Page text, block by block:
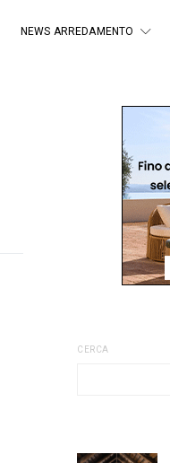
NEWS ARREDAMENTO
CERCA